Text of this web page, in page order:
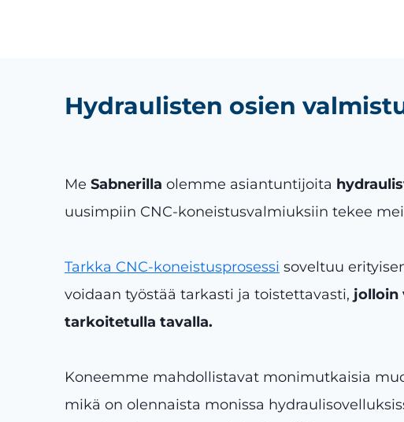
Hydraulisten osien
Me Sabnerilla olemme asiantuntijoita
uusimpiin CNC-koneistusvalmiuksiin tekee
Tarkka CNC-koneistusprosessi soveltuu
voidaan työstää tarkasti ja toistettavasti, jolloin
tarkoitetulla tavalla.
Koneemme mahdollistavat monimutkaisia
mikä on olennaista monissa